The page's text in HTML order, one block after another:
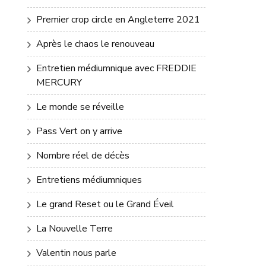
Premier crop circle en Angleterre 2021
Après le chaos le renouveau
Entretien médiumnique avec FREDDIE
MERCURY
Le monde se réveille
Pass Vert on y arrive
Nombre réel de décès
Entretiens médiumniques
Le grand Reset ou le Grand Éveil
La Nouvelle Terre
Valentin nous parle